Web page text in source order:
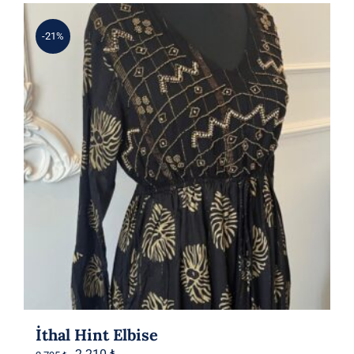
-21%
İthal Hint Elbise